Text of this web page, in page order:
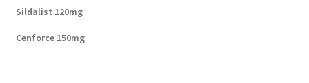
Sildalist 120mg
Cenforce 150mg